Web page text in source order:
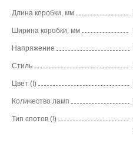
Длина коробки, мм
Ширина коробки, мм
Напряжение
Стиль
Цвет (!)
Количество ламп
Тип спотов (!)